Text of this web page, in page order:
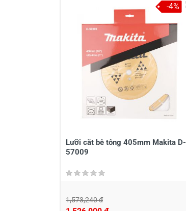
Lưỡi cắt bê tông 405mm Makita D-
57009
1,573,240 đ
-4%